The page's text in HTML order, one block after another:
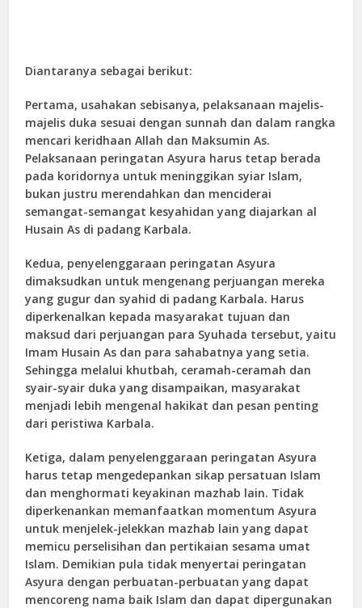
Diantaranya sebagai berikut:
Pertama, usahakan sebisanya, pelaksanaan majelis-
majelis duka sesuai dengan sunnah dan dalam rangka
mencari keridhaan Allah dan Maksumin As.
Pelaksanaan peringatan Asyura harus tetap berada
pada koridornya untuk meninggikan syiar Islam,
bukan justru merendahkan dan menciderai
semangat-semangat kesyahidan yang diajarkan al
Husain As di padang Karbala.
Kedua, penyelenggaraan peringatan Asyura
dimaksudkan untuk mengenang perjuangan mereka
yang gugur dan syahid di padang Karbala. Harus
diperkenalkan kepada masyarakat tujuan dan
maksud dari perjuangan para Syuhada tersebut, yaitu
Imam Husain As dan para sahabatnya yang setia.
Sehingga melalui khutbah, ceramah-ceramah dan
syair-syair duka yang disampaikan, masyarakat
menjadi lebih mengenal hakikat dan pesan penting
dari peristiwa Karbala.
Ketiga, dalam penyelenggaraan peringatan Asyura
harus tetap mengedepankan sikap persatuan Islam
dan menghormati keyakinan mazhab lain. Tidak
diperkenankan memanfaatkan momentum Asyura
untuk menjelek-jelekkan mazhab lain yang dapat
memicu perselisihan dan pertikaian sesama umat
Islam. Demikian pula tidak menyertai peringatan
Asyura dengan perbuatan-perbuatan yang dapat
mencoreng nama baik Islam dan dapat dipergunakan